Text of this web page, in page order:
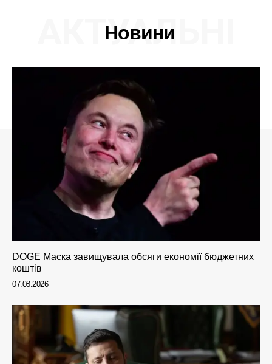
Новини
АКТУАЛЬНІ
DOGE Маска завищувала обсяги економії бюджетних
коштів
07.08.2026